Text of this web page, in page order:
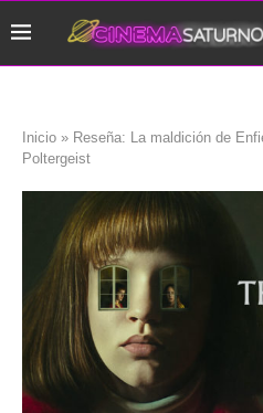
Inicio » Reseña: La maldición de
Poltergeist